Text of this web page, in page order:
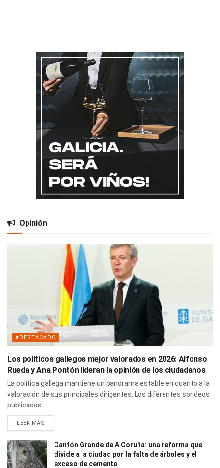
Opinión
#DESTACADO
Los políticos gallegos mejor valorados en 2026: Alfonso
Rueda y Ana Pontón lideran la opinión de los ciudadanos
La política gallega mantiene un panorama estable en cuanto a la
valoración de sus principales dirigentes. Los diferentes sondeos
publicados...
LEER MÁS
Cantón Grande de A Coruña: una reforma que
divide a la ciudad por la falta de árboles y el
exceso de cemento